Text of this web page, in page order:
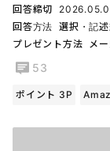
回答締切
回答方法 選択・記
プレゼント方法
メ
53
ポイント 3P